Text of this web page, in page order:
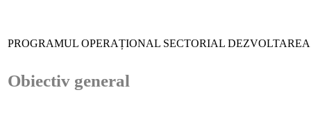
PROGRAMUL OPERAȚIONAL SECTORIAL
Obiectiv general